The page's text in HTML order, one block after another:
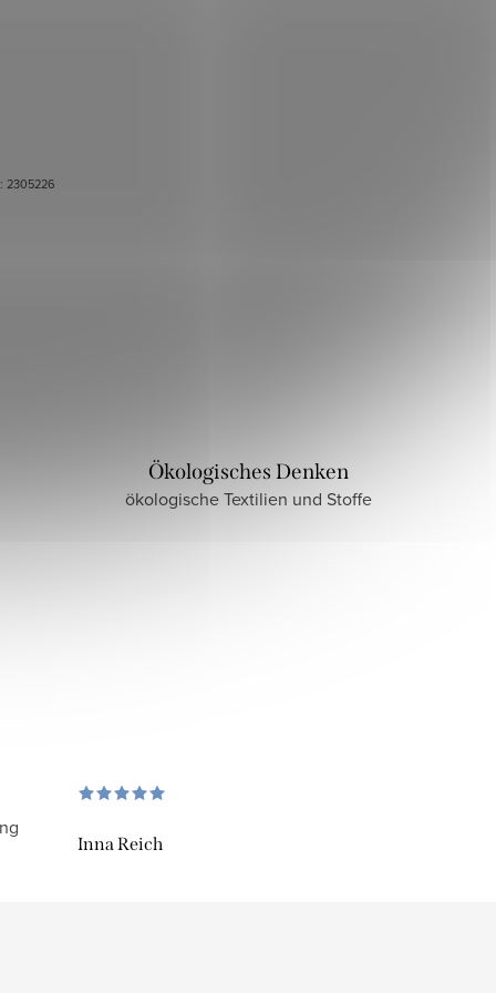
2305226
Ökologisches Denken
ökologische Textilien und Stoffe
Inna Reich